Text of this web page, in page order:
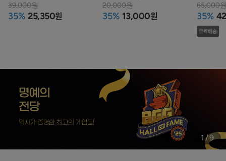
39,000원
35% 25,350원
20,000원
35% 13,000원
65,000
35%
무료배송
1 /9